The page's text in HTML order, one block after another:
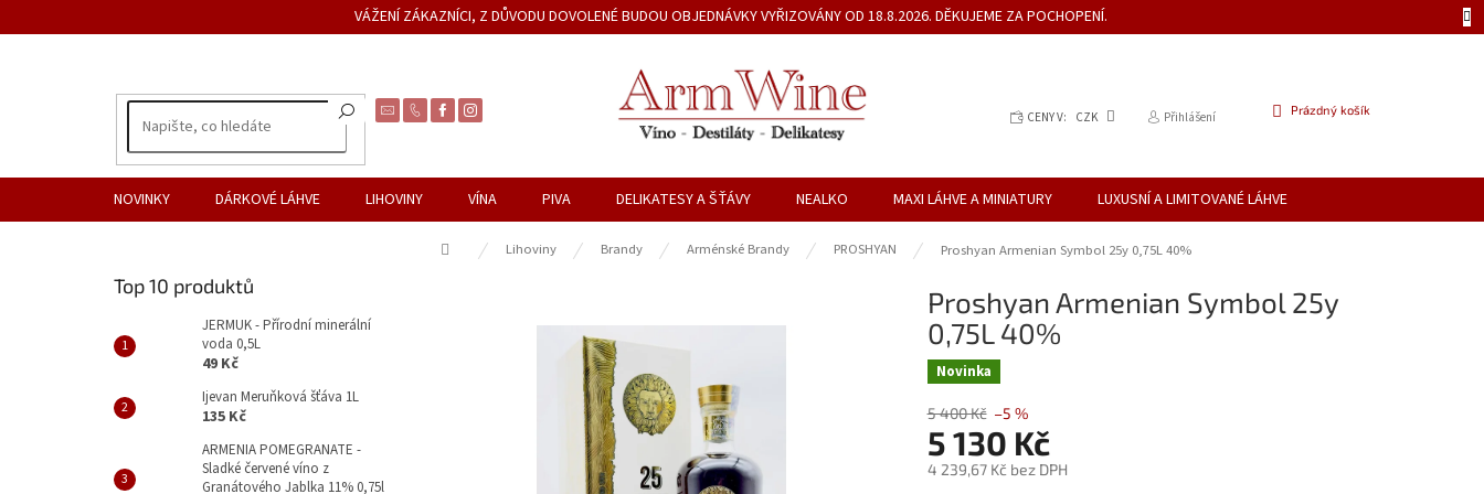
na
VÁŽENÍ ZÁKAZNÍCI, Z DŮVODU DOVOLENÉ BUDOU OBJEDNÁVKY VYŘIZOVÁNY OD 18.8.2026. DĚKUJEME ZA POCHOPENÍ.
CENY V: CZK Přihlášení
NÁKUPNÍ
Prázdný košík
NOVINKY DÁRKOVÉ LÁHVE LIHOVINY VÍNA PIVA DELIKATESY A ŠŤÁVY NEALKO MAXI LÁHVE A MINIATURY LUXUSNÍ A LIMITOVANÉ LÁHVE
Domů Lihoviny Brandy Arménské Brandy PROSHYAN Proshyan Armenian Symbol 25y 0,75L 40%
Top 10 produktů
JERMUK - Přírodní minerální
voda 0,5L
49 Kč
Ijevan Meruňková šťáva 1L
135 Kč
ARMENIA POMEGRANATE -
Sladké červené víno z
Granátového Jablka 11% 0,75l
Proshyan Armenian Symbol 25y
0,75L 40%
Novinka
5 400 Kč –5 %
5 130 Kč
4 239,67 Kč bez DPH